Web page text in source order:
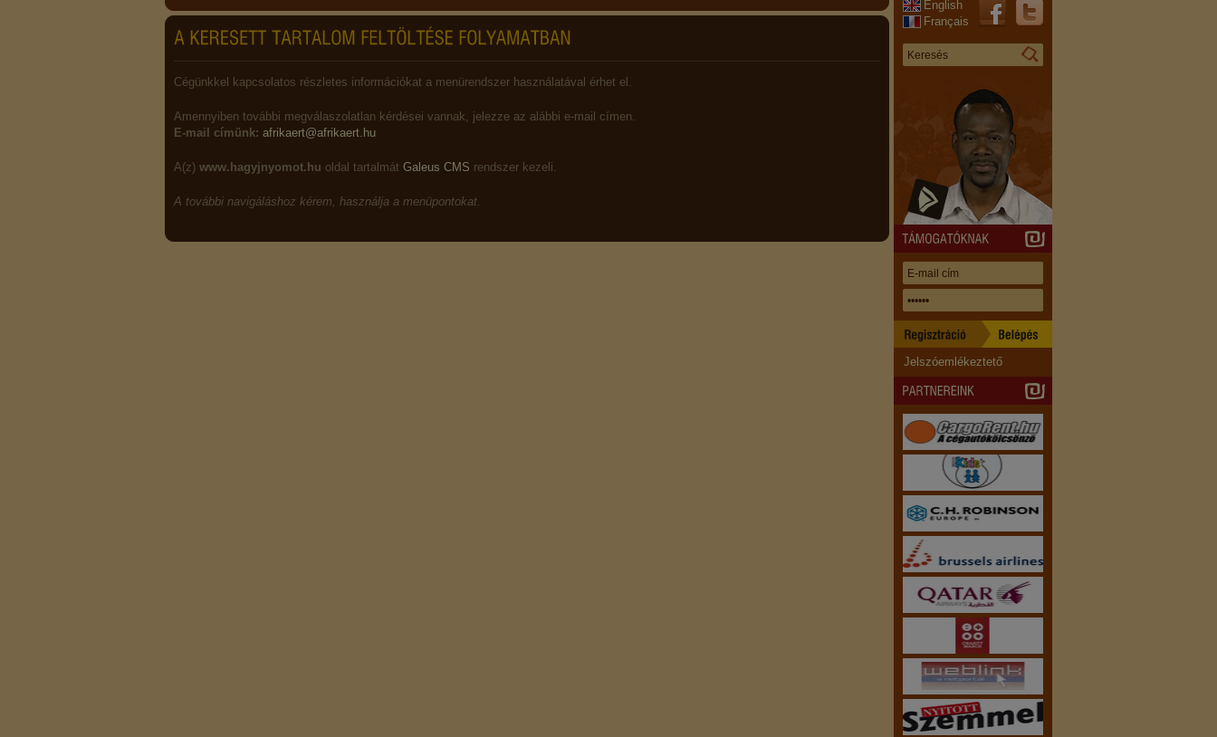
Cégünkkel kapcsolatos részletes információkat a menürendszer használatával érhet el.
Amennyiben további megválaszolatlan kérdései vannak, jelezze az alábbi e-mail címen.
E-mail címünk: afrikaert@afrikaert.hu
A(z) www.hagyjnyomot.hu oldal tartalmát Galeus CMS rendszer kezeli.
A további navigáláshoz kérem, használja a menüpontokat.
English
Français
Jelszóemlékeztető